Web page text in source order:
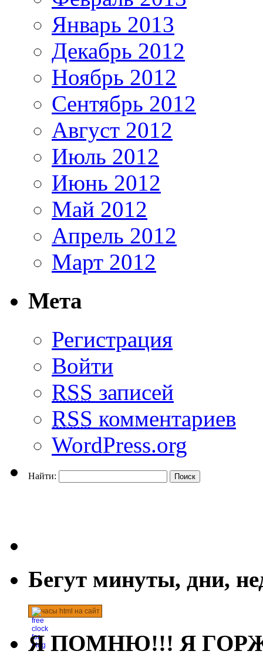
Январь 2013
Декабрь 2012
Ноябрь 2012
Сентябрь 2012
Август 2012
Июль 2012
Июнь 2012
Май 2012
Апрель 2012
Март 2012
Мета
Регистрация
Войти
RSS записей
RSS комментариев
WordPress.org
Найти:
Бегут минуты, дни,
часы html на сайт
Я ПОМНЮ!!! Я